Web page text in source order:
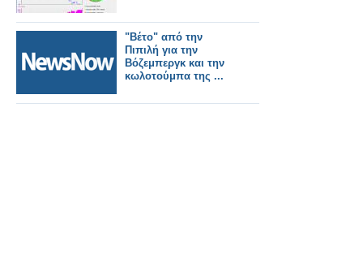
"Βέτο" από την
Πιπιλή για την
Βόζεμπεργκ και την
κωλοτούμπα της ...